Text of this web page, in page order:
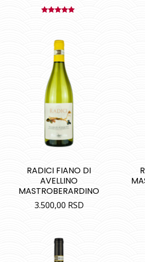
RADICI FIANO DI
AVELLINO
MASTROBERARDINO
3.500,00 RSD